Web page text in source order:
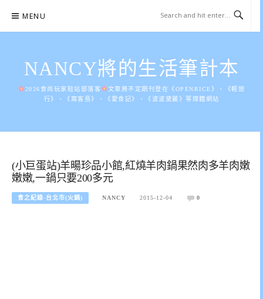
content
MENU
NANCY將的生活筆計本
2026食尚玩家駐站部落客
文章將不定期刊登在《OPENRICE》、《輕旅
行》、《窩客島》、《愛食記》、《波波黛麗》等媒體網站
(小巨蛋站)羊暘珍品小館,紅燒羊肉鍋果然肉多羊肉嫩
嫩嫩,一鍋只要200多元
食之紀錄-台北市(火鍋) NANCY 2015-12-04 0